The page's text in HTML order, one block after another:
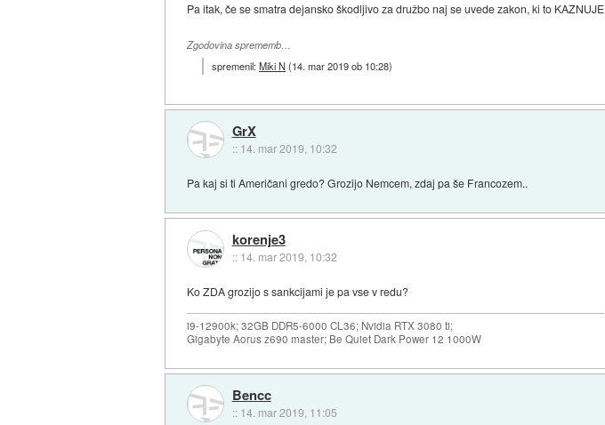
Pa itak, če se smatra dejansko škodljivo za družbo naj se uvede zakon, ki to
Zgodovina sprememb…
spremenil:Miki N(14. mar 2019 ob 10:28)
GrX
:: 14. mar 2019, 10:32
Pa kaj si ti Američani gredo? Grozijo Nemcem, zdaj pa še Francozem..
korenje3
:: 14. mar 2019, 10:32
Ko ZDA grozijo s sankcijami je pa vse v redu?
i9-12900k; 32GB DDR5-6000 CL36; Nvidia RTX 3080 ti;
Gigabyte Aorus z690 master; Be Quiet Dark Power 12 1000W
Bencc
:: 14. mar 2019, 11:05